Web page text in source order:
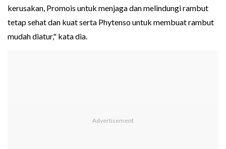
kerusakan, Promois untuk menjaga dan melindungi rambut
tetap sehat dan kuat serta Phytenso untuk membuat rambut
mudah diatur," kata dia.